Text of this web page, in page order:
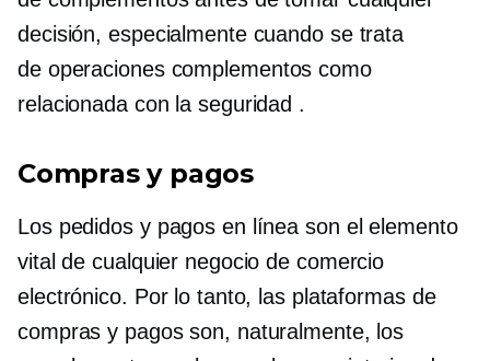
decisión, especialmente cuando se trata
de operaciones complementos como
relacionada con la seguridad .
Compras y pagos
Los pedidos y pagos en línea son el elemento
vital de cualquier negocio de comercio
electrónico. Por lo tanto, las plataformas de
compras y pagos son, naturalmente, los